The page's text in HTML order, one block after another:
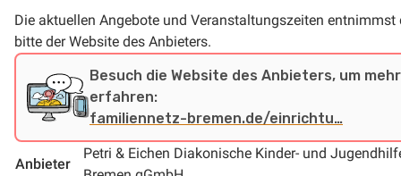
Die aktuellen Angebote und Veranstaltungszeiten entnimmst
bitte der Website des Anbieters.
Besuch die Website des Anbieters, um
erfahren:
familiennetz-bremen.de/einrichtu…
Anbieter
Petri & Eichen Diakonische Kinder- und